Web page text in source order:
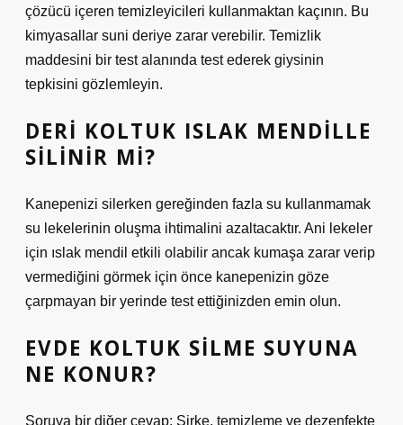
çözücü içeren temizleyicileri kullanmaktan kaçının. Bu
kimyasallar suni deriye zarar verebilir. Temizlik
maddesini bir test alanında test ederek giysinin
tepkisini gözlemleyin.
DERI KOLTUK ISLAK MENDILLE
SILINIR MI?
Kanepenizi silerken gereğinden fazla su kullanmamak
su lekelerinin oluşma ihtimalini azaltacaktır. Ani lekeler
için ıslak mendil etkili olabilir ancak kumaşa zarar verip
vermediğini görmek için önce kanepenizin göze
çarpmayan bir yerinde test ettiğinizden emin olun.
EVDE KOLTUK SILME SUYUNA
NE KONUR?
Soruya bir diğer cevap: Sirke, temizleme ve dezenfekte